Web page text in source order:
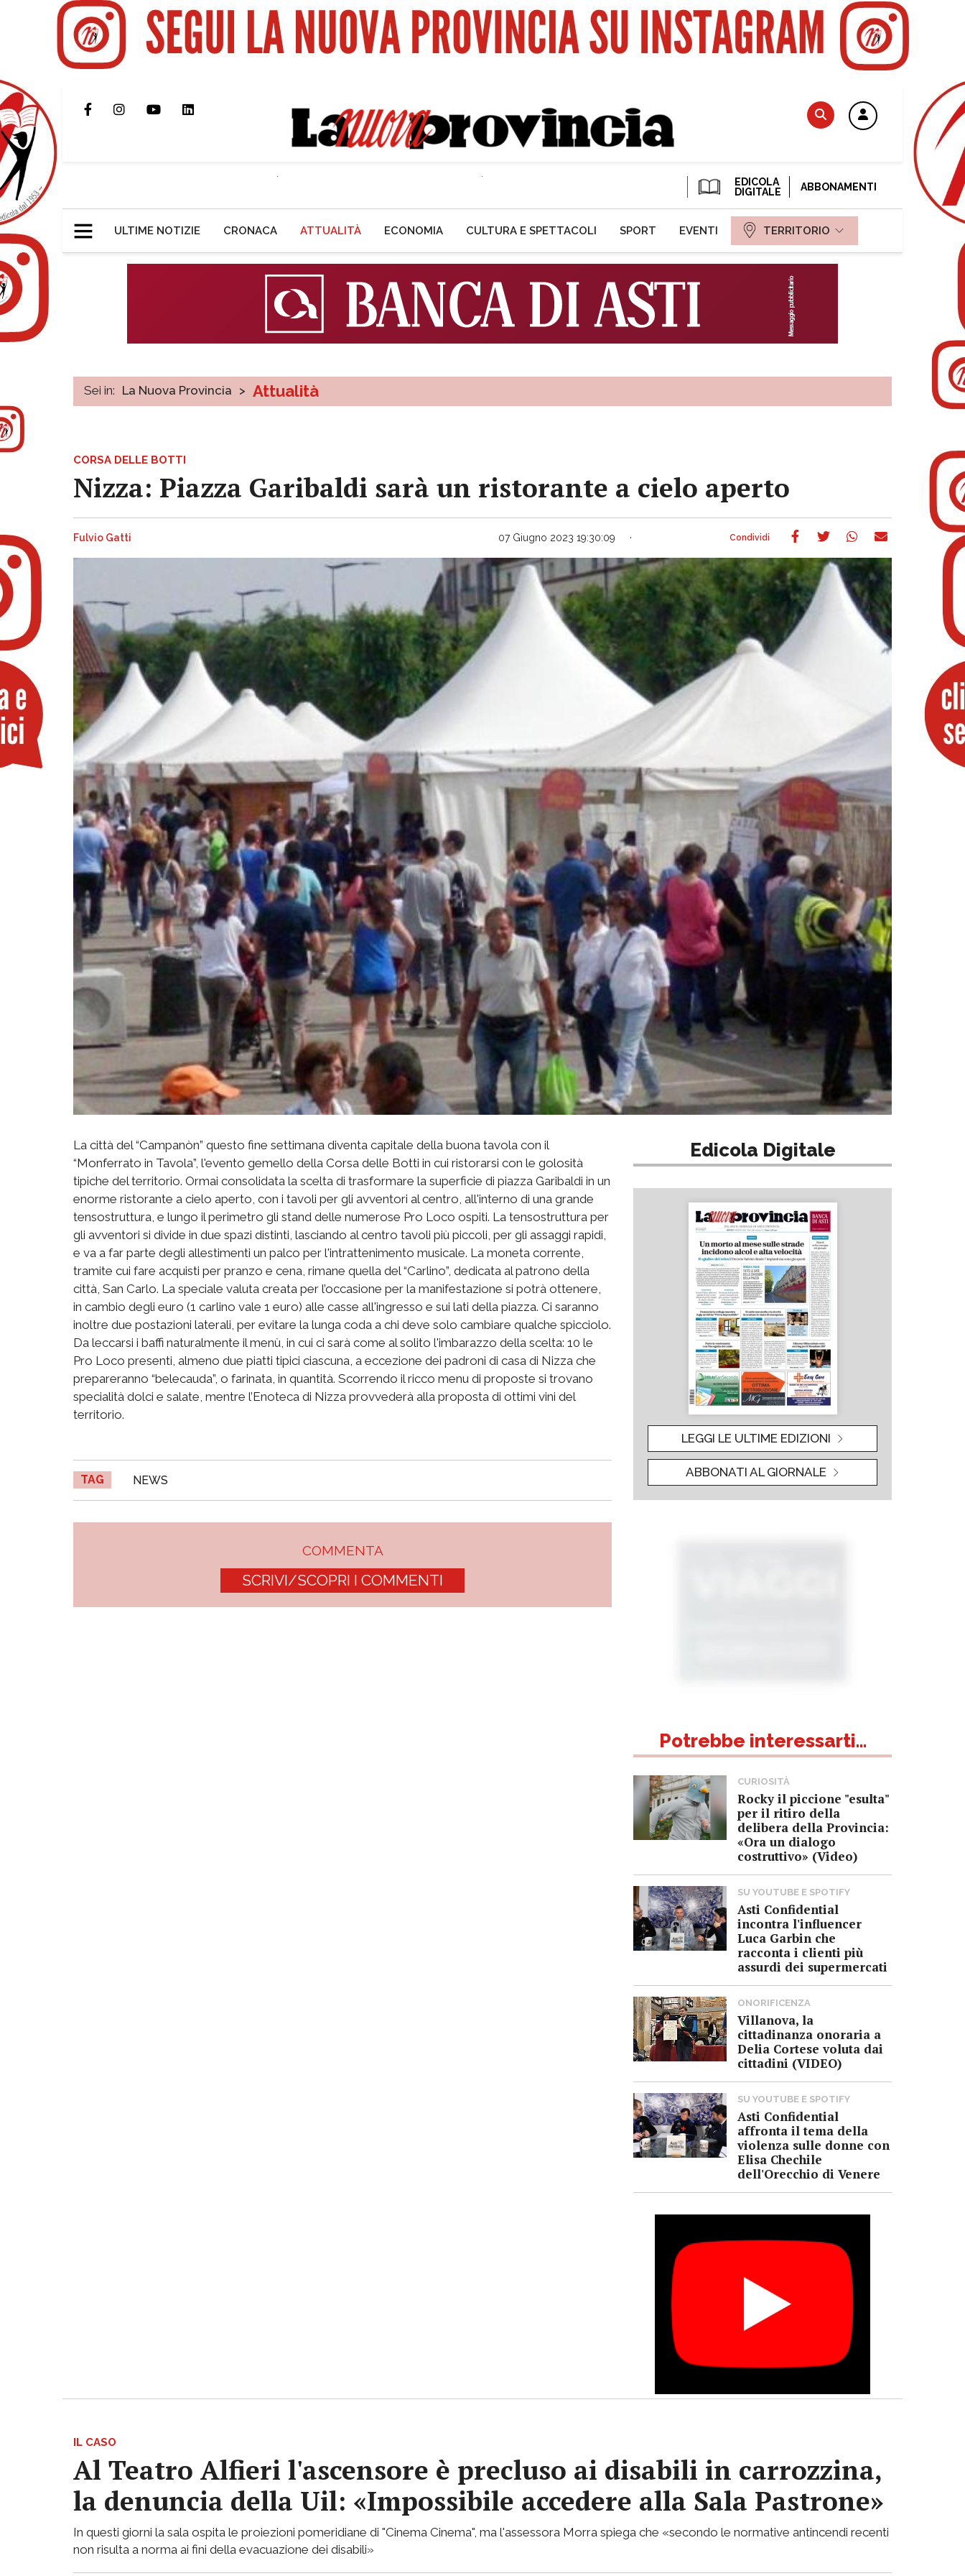
EDICOLA
DIGITALE
ABBONAMENTI
ULTIME NOTIZIE CRONACA ATTUALITÀ ECONOMIA CULTURA E SPETTACOLI SPORT EVENTI TERRITORIO
Sei in: La Nuova Provincia > Attualità
CORSA DELLE BOTTI
Nizza: Piazza Garibaldi sarà un ristorante a cielo aperto
Fulvio Gatti 07 Giugno 2023 19:30:09
La città del “Campanòn” questo fine settimana diventa capitale della buona tavola con il
“Monferrato in Tavola”, l'evento gemello della Corsa delle Botti in cui ristorarsi con le golosità
tipiche del territorio. Ormai consolidata la scelta di trasformare la superficie di piazza Garibaldi in un
enorme ristorante a cielo aperto, con i tavoli per gli avventori al centro, all'interno di una grande
tensostruttura, e lungo il perimetro gli stand delle numerose Pro Loco ospiti. La tensostruttura per
gli avventori si divide in due spazi distinti, lasciando al centro tavoli più piccoli, per gli assaggi rapidi,
e va a far parte degli allestimenti un palco per l'intrattenimento musicale. La moneta corrente,
tramite cui fare acquisti per pranzo e cena, rimane quella del “Carlino”, dedicata al patrono della
città, San Carlo. La speciale valuta creata per l’occasione per la manifestazione si potrà ottenere,
in cambio degli euro (1 carlino vale 1 euro) alle casse all'ingresso e sui lati della piazza. Ci saranno
inoltre due postazioni laterali, per evitare la lunga coda a chi deve solo cambiare qualche spicciolo.
Da leccarsi i baffi naturalmente il menù, in cui ci sarà come al solito l'imbarazzo della scelta: 10 le
Pro Loco presenti, almeno due piatti tipici ciascuna, a eccezione dei padroni di casa di Nizza che
prepareranno “belecauda”, o farinata, in quantità. Scorrendo il ricco menu di proposte si trovano
specialità dolci e salate, mentre l’Enoteca di Nizza provvederà alla proposta di ottimi vini del
territorio.
TAG NEWS
COMMENTA
SCRIVI/SCOPRI I COMMENTI
Edicola Digitale
LEGGI LE ULTIME EDIZIONI
ABBONATI AL GIORNALE
Potrebbe interessarti...
CURIOSITÀ
Rocky il piccione "esulta"
per il ritiro della
delibera della Provincia:
«Ora un dialogo
costruttivo» (Video)
SU YOUTUBE E SPOTIFY
Asti Confidential
incontra l'influencer
Luca Garbin che
racconta i clienti più
assurdi dei supermercati
ONORIFICENZA
Villanova, la
cittadinanza onoraria a
Delia Cortese voluta dai
cittadini (VIDEO)
SU YOUTUBE E SPOTIFY
Asti Confidential
affronta il tema della
violenza sulle donne con
Elisa Chechile
dell'Orecchio di Venere
IL CASO
Al Teatro Alfieri l'ascensore è precluso ai disabili in carrozzina,
la denuncia della Uil: «Impossibile accedere alla Sala Pastrone»
In questi giorni la sala ospita le proiezioni pomeridiane di "Cinema Cinema", ma l'assessora Morra spiega che «secondo le normative antincendi recenti
non risulta a norma ai fini della evacuazione dei disabili»